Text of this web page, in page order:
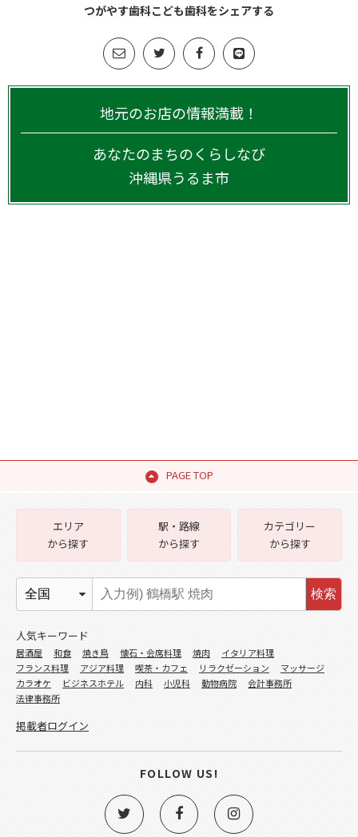
つがやす歯科こども歯科をシェアする
地元のお店の情報満載！
あなたのまちのくらしなび
沖縄県うるま市
PAGE TOP
エリア
から探す
駅・路線
から探す
カテゴリー
から探す
検索
人気キーワード
居酒屋 和食 焼き鳥 懐石・会席料理 焼肉
イタリア料理
フランス料理
アジア料理 喫茶・カフェ リラクゼーション
マッサージ
カラオケ
ビジネスホテル 内科 小児科 動物病院
会計事務所
法律事務所
掲載者ログイン
FOLLOW US!